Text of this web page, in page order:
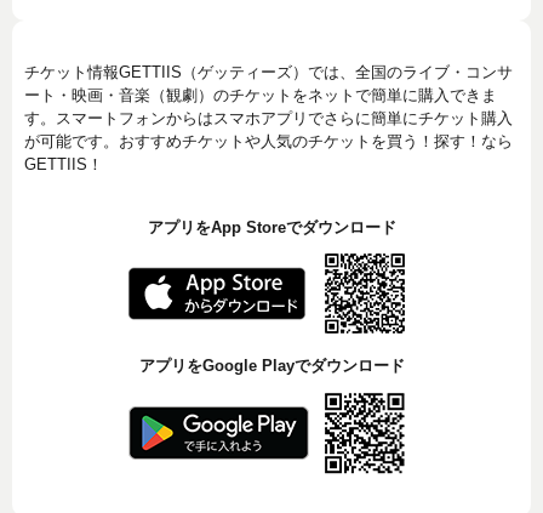
チケット情報GETTIIS（ゲッティーズ）では、全国のライブ・コンサ
ート・映画・音楽（観劇）のチケットをネットで簡単に購入できま
す。スマートフォンからはスマホアプリでさらに簡単にチケット購入
が可能です。おすすめチケットや人気のチケットを買う！探す！なら
GETTIIS！
アプリをApp Storeでダウンロード
アプリをGoogle Playでダウンロード